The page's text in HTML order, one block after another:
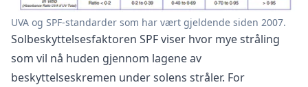
UVA og SPF-standarder som har vært gjeldende siden 2007.
Solbeskyttelsesfaktoren SPF viser hvor mye stråling
som vil nå huden gjennom lagene av
beskyttelseskremen under solens stråler. For